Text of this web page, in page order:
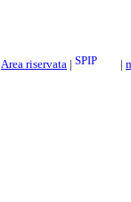
Area riservata | |